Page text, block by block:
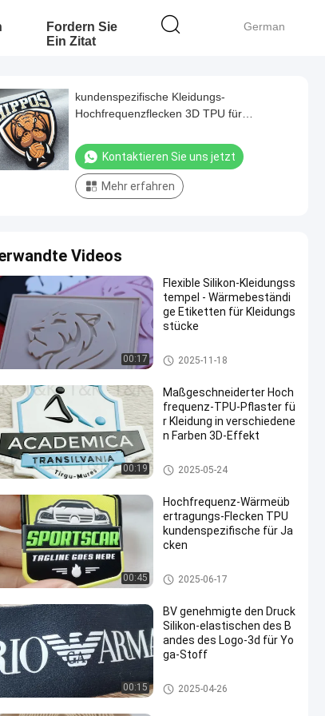
German
Fordern Sie
Ein Zitat
kundenspezifische Kleidungs-
Hochfrequenzflecken 3D TPU für
Kontaktieren Sie uns jetzt
Mehr erfahren
Videos
00:17
Flexible Silikon-Kleidungss
tempel - Wärmebeständi
ge Etiketten für Kleidungs
stücke
Kundenspezifische Kleidungs-
Flecken
2025-11-18
00:19
Maßgeschneiderter Hoch
frequenz-TPU-Pflaster fü
r Kleidung in verschiedene
n Farben 3D-Effekt
Kundenspezifische Kleidungs-
Flecken
2025-05-24
00:45
Hochfrequenz-Wärmeüb
ertragungs-Flecken TPU
kundenspezifische für Ja
cken
Kundenspezifische Kleidungs-
Flecken
2025-06-17
00:15
BV genehmigte den Druck
Silikon-elastischen des B
andes des Logo-3d für Yo
ga-Stoff
Elastisches Druckband
2025-04-26